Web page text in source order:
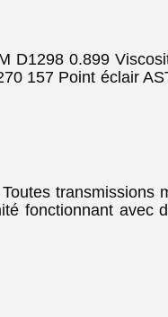
0.899
157 Point éclair
transmissions
fonctionnant avec